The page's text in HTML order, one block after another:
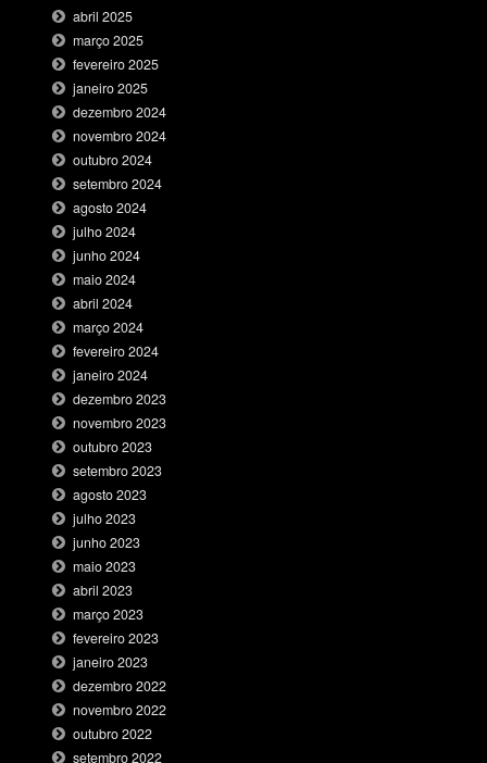
abril 2025
março 2025
fevereiro 2025
janeiro 2025
dezembro 2024
novembro 2024
outubro 2024
setembro 2024
agosto 2024
julho 2024
junho 2024
maio 2024
abril 2024
março 2024
fevereiro 2024
janeiro 2024
dezembro 2023
novembro 2023
outubro 2023
setembro 2023
agosto 2023
julho 2023
junho 2023
maio 2023
abril 2023
março 2023
fevereiro 2023
janeiro 2023
dezembro 2022
novembro 2022
outubro 2022
setembro 2022